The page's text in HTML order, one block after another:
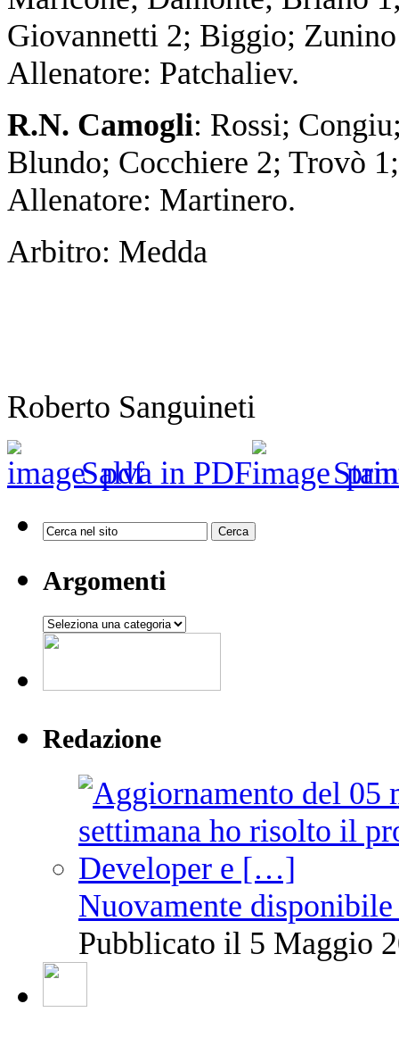
Giovannetti 2; Biggio;
Allenatore: Patchaliev.
R.N. Camogli: Rossi;
Blundo; Cocchiere 2; Trovò
Allenatore: Martinero.
Arbitro: Medda
Roberto Sanguineti
Salva in PDF
Argomenti
Argomenti
Redazione
Nuovamente
Pubblicato il 5 Maggio